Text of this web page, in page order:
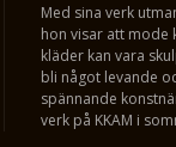
Med sina verk
hon visar att mode
kläder kan vara
bli något levande
spännande
verk på KKAM i